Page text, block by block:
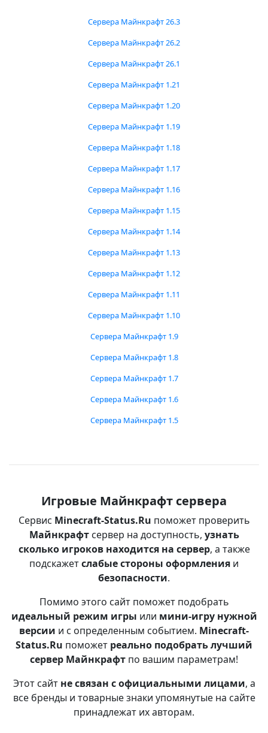
Сервера Майнкрафт 26.3
Сервера Майнкрафт 26.2
Сервера Майнкрафт 26.1
Сервера Майнкрафт 1.21
Сервера Майнкрафт 1.20
Сервера Майнкрафт 1.19
Сервера Майнкрафт 1.18
Сервера Майнкрафт 1.17
Сервера Майнкрафт 1.16
Сервера Майнкрафт 1.15
Сервера Майнкрафт 1.14
Сервера Майнкрафт 1.13
Сервера Майнкрафт 1.12
Сервера Майнкрафт 1.11
Сервера Майнкрафт 1.10
Сервера Майнкрафт 1.9
Сервера Майнкрафт 1.8
Сервера Майнкрафт 1.7
Сервера Майнкрафт 1.6
Сервера Майнкрафт 1.5
Игровые Майнкрафт сервера
Сервис Minecraft-Status.Ru поможет проверить
Майнкрафтсервер на доступность, узнать
сколько игроков находится на сервер, а также
подскажетслабые стороны оформления и
безопасности.
Помимо этого сайт поможет подобрать
идеальный режим игры или мини-игру нужной
версии и с определенным событием. Minecraft-
Status.Ru поможет реально подобрать лучший
сервер Майнкрафт по вашим параметрам!
Этот сайт не связан с официальными лицами, а
все бренды и товарные знаки упомянутые на сайте
принадлежат их авторам.